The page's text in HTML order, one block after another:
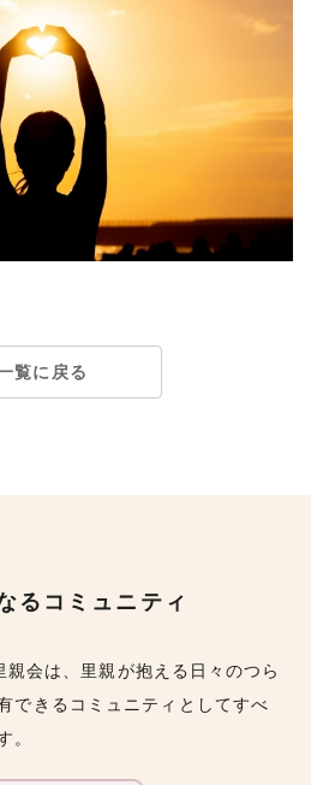
覧に戻る
るコミュニティ
会は、里親が抱える日々のつら
できるコミュニティとしてすべ
。